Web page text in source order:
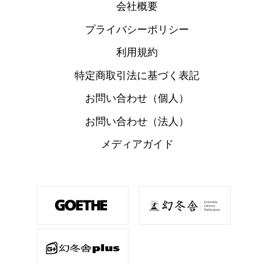
会社概要
プライバシーポリシー
利用規約
特定商取引法に基づく表記
お問い合わせ（個人）
お問い合わせ（法人）
メディアガイド